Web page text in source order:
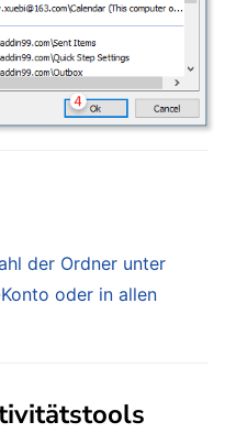
der Ordner unter
oder in allen